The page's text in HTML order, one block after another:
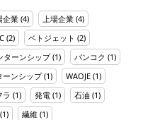
業 (4) 上場企業 (4)
(2) ベトジェット (2)
ターンシップ(1) バンコク (1)
ーンシップ(1) WAOJE (1)
ラ (1) 発電 (1) 石油 (1)
(1) 繊維 (1)